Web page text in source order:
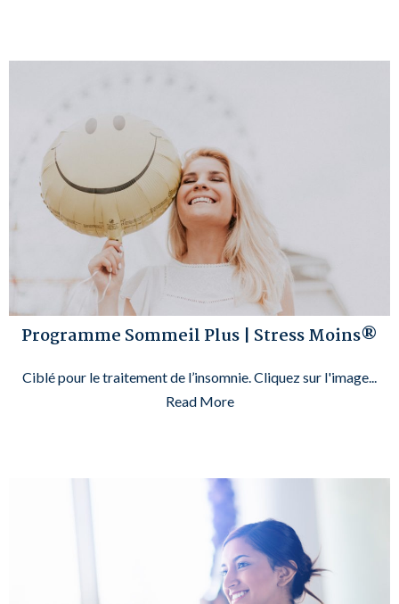
Programme Sommeil Plus | Stress Moins®
Ciblé pour le traitement de l’insomnie. Cliquez sur l'image...
Read More